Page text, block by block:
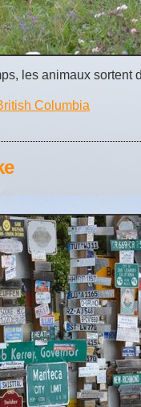
les animaux sortent
Columbia